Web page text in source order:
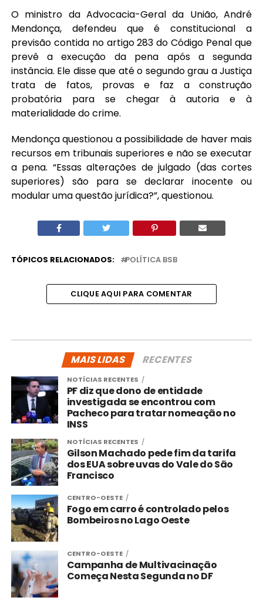
O ministro da Advocacia-Geral da União, André
Mendonça, defendeu que é constitucional a
previsão contida no artigo 283 do Código Penal que
prevê a execução da pena após a segunda
instância. Ele disse que até o segundo grau a Justiça
trata de fatos, provas e faz a construção
probatória para se chegar à autoria e à
materialidade do crime.
Mendonça questionou a possibilidade de haver mais
recursos em tribunais superiores e não se executar
a pena. “Essas alterações de julgado (das cortes
superiores) são para se declarar inocente ou
modular uma questão jurídica?”, questionou.
TÓPICOS RELACIONADOS: POLÍTICA BSB
CLIQUE AQUI PARA COMENTAR
MAIS LIDAS RECENTES
NOTÍCIAS RECENTES
PF diz que dono de entidade
investigada se encontrou com
Pacheco para tratar nomeação no
INSS
NOTÍCIAS RECENTES
Gilson Machado pede fim da tarifa
dos EUA sobre uvas do Vale do São
Francisco
CENTRO-OESTE
Fogo em carro é controlado pelos
Bombeiros no Lago Oeste
CENTRO-OESTE
Campanha de Multivacinação
Começa Nesta Segunda no DF